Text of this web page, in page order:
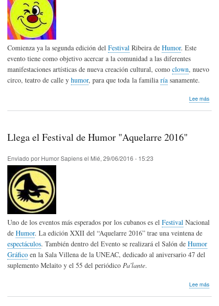
Comienza ya la segunda edición del Festival Ribeira de Humor. Este
evento tiene como objetivo acercar a la comunidad a las diferentes
manifestaciones artísticas de nueva creación cultural, como clown, nuevo
circo, teatro de calle y humor, para que toda la familia ría sanamente.
Lee más
Llega el Festival de Humor "Aquelarre 2016"
Enviado por Humor Sapiensel Mié, 29/06/2016 - 15:23
Uno de los eventos más esperados por los cubanos es el Festival Nacional
de Humor. La edición XXII del “Aquelarre 2016” trae una veintena de
espectáculos. También dentro del Evento se realizará el Salón de Humor
Gráfico en la Sala Villena de la UNEAC, dedicado al aniversario 47 del
suplemento Melaito y el 55 del periódico Paʹlante.
Lee más